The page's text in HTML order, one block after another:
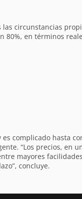
circunstancias
en términos
complicado hasta
“Los precios, en
mayores
concluye.